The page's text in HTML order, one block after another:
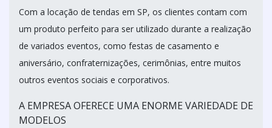
Com a locação de tendas em SP, os clientes contam com
um produto perfeito para ser utilizado durante a realização
de variados eventos, como festas de casamento e
aniversário, confraternizações, cerimônias, entre muitos
outros eventos sociais e corporativos.
A EMPRESA OFERECE UMA ENORME VARIEDADE DE
MODELOS